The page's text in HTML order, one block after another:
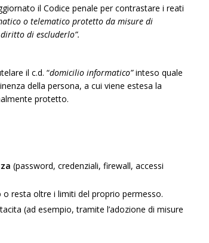
il Codice penale per contrastare i reati
o telematico protetto da misure di
di escluderlo”.
il c.d. “domicilio informatico”inteso quale
della persona, a cui viene estesa la
protetto.
(password, credenziali, firewall, accessi
resta oltre i limiti del proprio permesso.
(ad esempio, tramite l’adozione di misure